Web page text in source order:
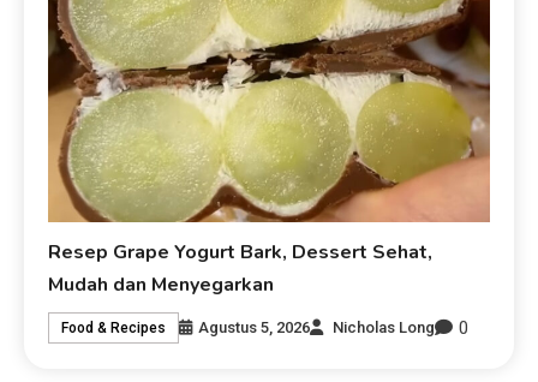
Resep Grape Yogurt Bark, Dessert Sehat,
Mudah dan Menyegarkan
Food & Recipes Agustus 5, 2026 Nicholas Long 0